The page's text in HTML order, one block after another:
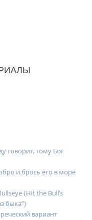
говорит, тому Бог
и брось его в море
{Hit the Bull’s
быка”)
вариант